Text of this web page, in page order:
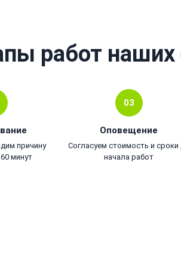
работ
причину
минут
03
Оповещение
Согласуем стоимость и сроки
начала работ